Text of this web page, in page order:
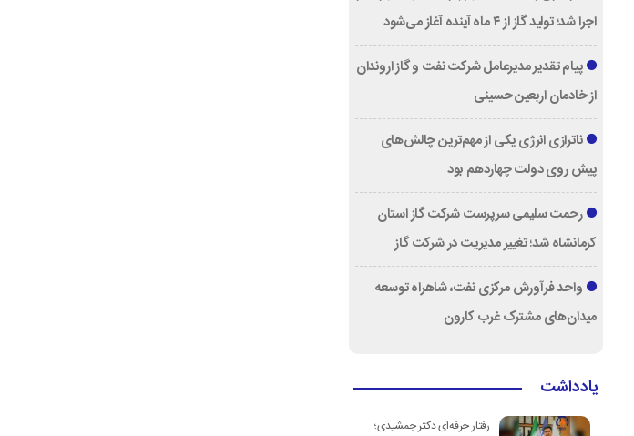
اجرا شد؛ تولید گاز از ۴ ماه آینده آغاز می‌شود
پیام تقدیر مدیرعامل شركت نفت و گاز اروندان
از خادمان اربعین حسینی
ناترازی انرژی یکی از مهم‌ترین چالش‌های
پیش روی دولت چهاردهم بود
رحمت سلیمی سرپرست شرکت گاز استان
کرمانشاه شد؛ تغییر مدیریت در شرکت گاز
واحد فرآورش مرکزی نفت، شاهراه توسعه
میدان‌های مشترک غرب کارون
یادداشت
رفتار حرفه‌ای دکتر جمشیدی؛